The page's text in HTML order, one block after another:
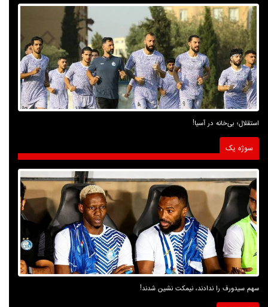
استقلال؛ بی‌خانه در آسیا!
سوژه یک
سهم سیدورف را ندادند، نیمکت نشین شدند!